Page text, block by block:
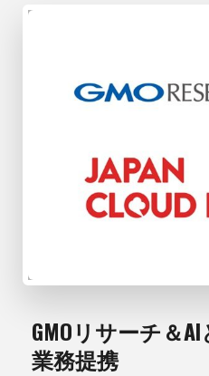
GMOリサーチ＆
業務提携